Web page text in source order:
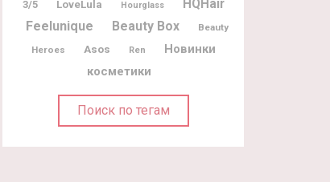
3/5 LoveLula Hourglass HQHair
Feelunique Beauty Box
Beauty
Heroes
Asos Ren
Новинки
косметики
Поиск по тегам